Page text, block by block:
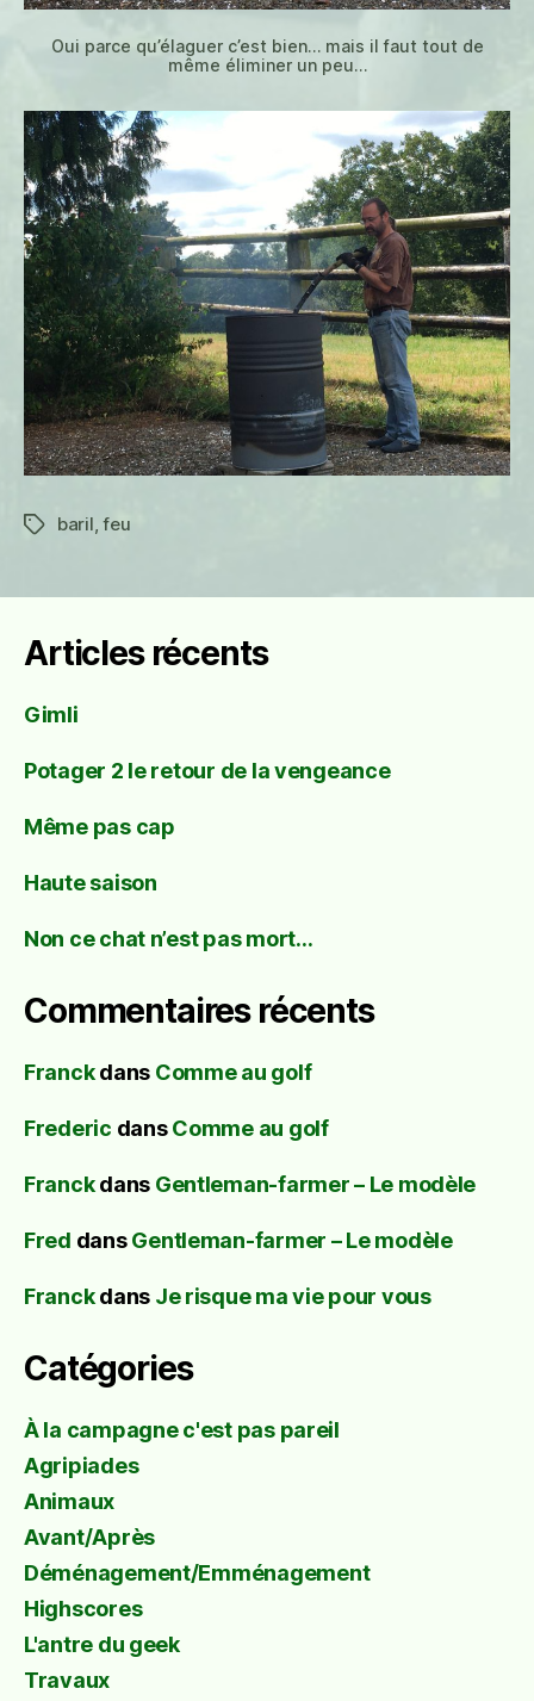
Oui parce qu’élaguer c’est bien… mais il faut tout de
même éliminer un peu…
Étiquettes
baril ,feu
Articles récents
Gimli
Potager 2 le retour de la vengeance
Même pas cap
Haute saison
Non ce chat n’est pas mort…
Commentaires récents
Franckdans Comme au golf
Frederic dansComme au golf
Franckdans Gentleman-farmer – Le modèle
Fred dansGentleman-farmer – Le modèle
Franckdans Je risque ma vie pour vous
Catégories
À la campagne c'est pas pareil
Agripiades
Animaux
Avant/Après
Déménagement/Emménagement
Highscores
L'antre du geek
Travaux